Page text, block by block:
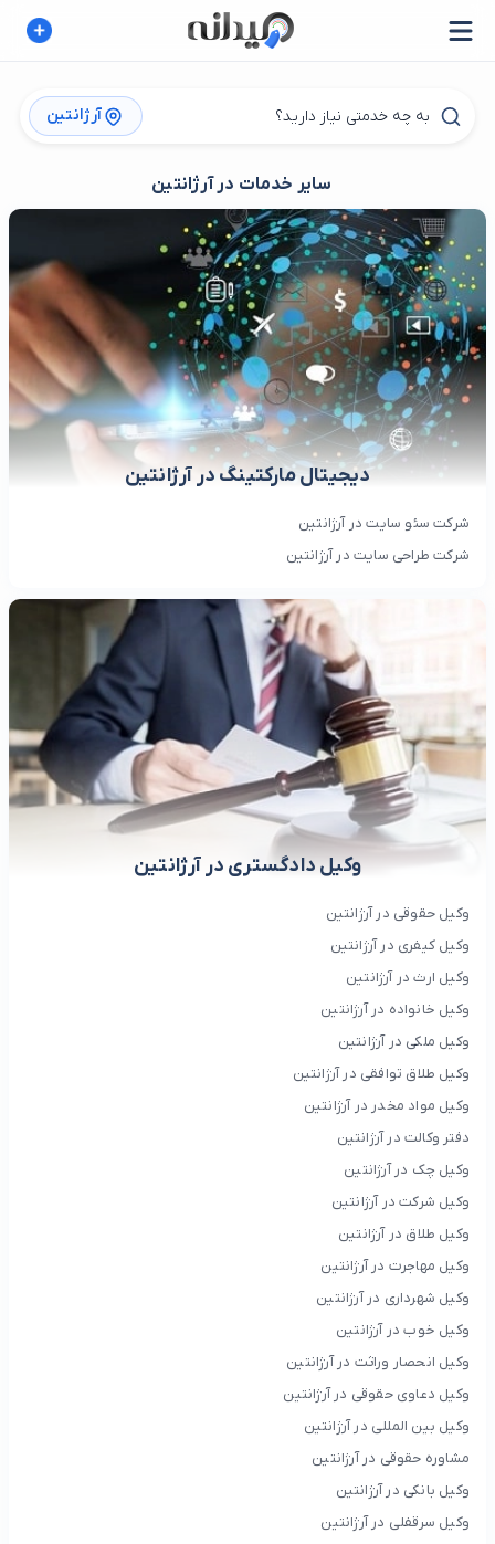
آرژانتین
سایر خدمات در آرژانتین
دیجیتال مارکتینگ در آرژانتین
شرکت سئو سایت در آرژانتین
شرکت طراحی سایت در آرژانتین
وکیل دادگستری در آرژانتین
وکیل حقوقی در آرژانتین
وکیل کیفری در آرژانتین
وکیل ارث در آرژانتین
وکیل خانواده در آرژانتین
وکیل ملکی در آرژانتین
وکیل طلاق توافقی در آرژانتین
وکیل مواد مخدر در آرژانتین
دفتر وکالت در آرژانتین
وکیل چک در آرژانتین
وکیل شرکت در آرژانتین
وکیل طلاق در آرژانتین
وکیل مهاجرت در آرژانتین
وکیل شهرداری در آرژانتین
وکیل خوب در آرژانتین
وکیل انحصار وراثت در آرژانتین
وکیل دعاوی حقوقی در آرژانتین
وکیل بین المللی در آرژانتین
مشاوره حقوقی در آرژانتین
وکیل بانکی در آرژانتین
وکیل سرقفلی در آرژانتین